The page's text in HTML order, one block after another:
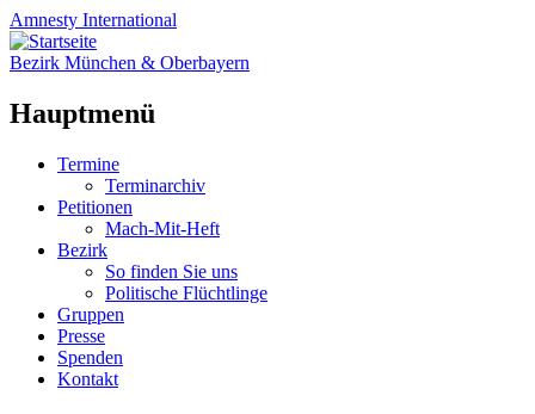
Amnesty International
Bezirk München & Oberbayern
Hauptmenü
Zum
springen
Termine
Terminarchiv
Petitionen
Mach-Mit-Heft
Bezirk
So finden Sie uns
Politische Flüchtlinge
Gruppen
Presse
Spenden
Kontakt